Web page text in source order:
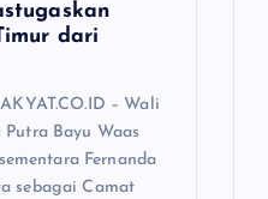
dari
– Wali
Bayu Waas
Fernanda
sebagai Camat